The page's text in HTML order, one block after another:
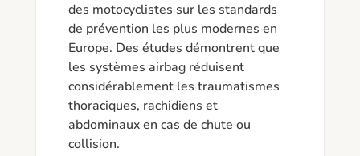
des motocyclistes sur les standards
de prévention les plus modernes en
Europe. Des études démontrent que
les systèmes airbag réduisent
considérablement les traumatismes
thoraciques, rachidiens et
abdominaux en cas de chute ou
collision.